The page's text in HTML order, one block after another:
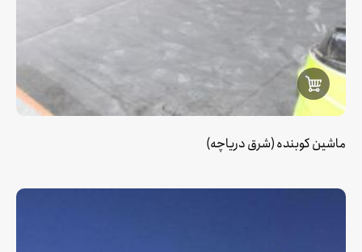
ماشین کوبنده (شرق دریاچه)